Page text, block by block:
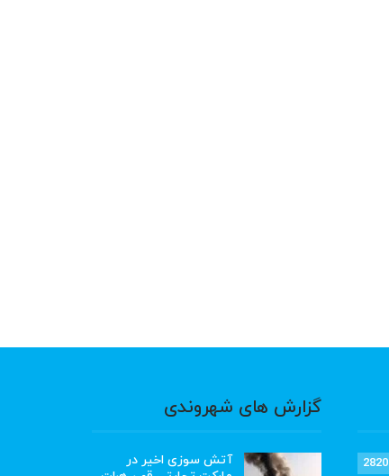
2820
گزارش های شهروندی
آتش سوزی اخیر در